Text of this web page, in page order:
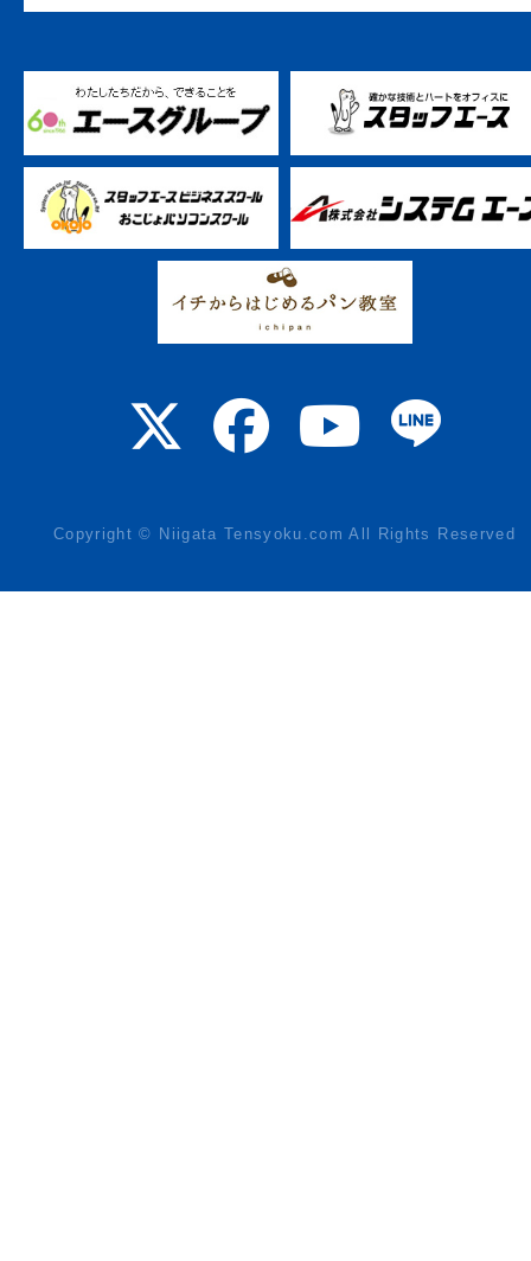
Copyright © Niigata Tensyoku.com All Rights Reserved